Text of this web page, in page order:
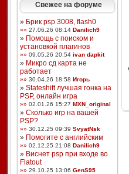
Свежее на форуме
» Брик psp 3008, flash0
»» 27.06.26 08:14 Danilich9
» Помощь с поиском и
установкой плагинов
»» 09.05.26 20:54 ivan dapkit
» Микро сд карта не
работает
»» 30.04.26 18:58 Игорь
» Stateshift лучшая гонка на
PSP, онлайн игра
»» 02.01.26 15:27 MXN_original
» Сколько игр на вашей
PSP?
»» 30.12.25 09:39 SvyatNsk
» Помогите с английским
»» 02.12.25 21:08 Danilich9
» Виснет psp при входе во
Flatout
»» 29.10.25 13:06 GenS95